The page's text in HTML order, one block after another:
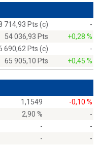
714,93 Pts (c)
-
54 036,93 Pts
+0,28 %
690,62 Pts (c)
-
65 905,10 Pts +0,45 %
1,1549
-0,10 %
2,90 %
-
-
-
-
-